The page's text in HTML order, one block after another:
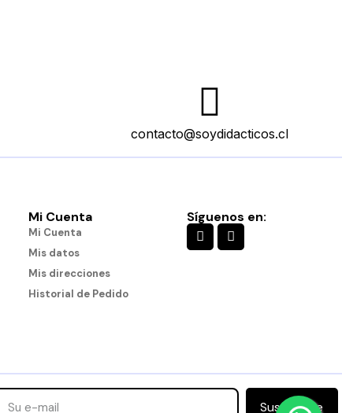
contacto@soydidacticos.cl
Mi Cuenta
Mi Cuenta
Mis datos
Mis direcciones
Historial de Pedido
Síguenos en:
Suscribirse